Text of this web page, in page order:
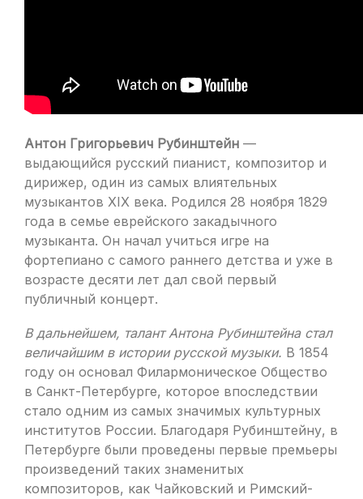
Антон Григорьевич Рубинштейн —
выдающийся русский пианист, композитор и
дирижер, один из самых влиятельных
музыкантов XIX века. Родился 28 ноября 1829
года в семье еврейского закадычного
музыканта. Он начал учиться игре на
фортепиано с самого раннего детства и уже в
возрасте десяти лет дал свой первый
публичный концерт.
В дальнейшем, талант Антона Рубинштейна стал
величайшим в истории русской музыки. В 1854
году он основал Филармоническое Общество
в Санкт-Петербурге, которое впоследствии
стало одним из самых значимых культурных
институтов России. Благодаря Рубинштейну, в
Петербурге были проведены первые премьеры
произведений таких знаменитых
композиторов, как Чайковский и Римский-